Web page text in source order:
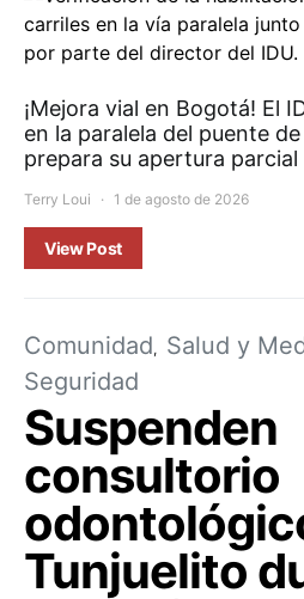
¡Mejora vial en Bogotá! El
en la paralela del puente
prepara su apertura
Terry Loui 1 de agosto de 2026
View Post
Comunidad Salud y
Seguridad
Suspenden
consultorio
Tunjuelito